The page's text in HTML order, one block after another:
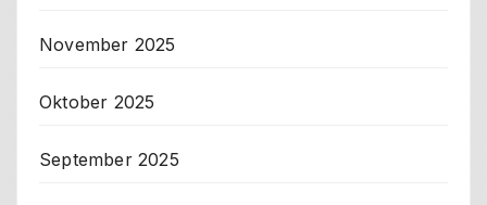
November 2025
Oktober 2025
September 2025